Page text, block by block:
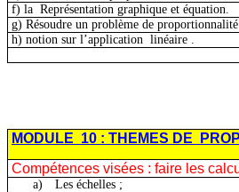
f) la Représentation graphique et équation.
g) Résoudre un problème de
h) notion sur l’application linéaire .
MODULE 10 : THEMES DE
Compétences visées : faire les
a)
Les échelles ;